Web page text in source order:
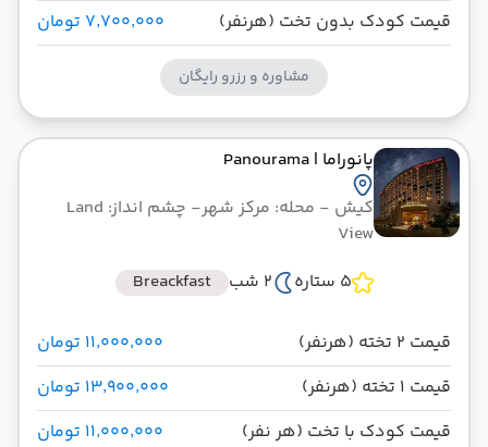
قیمت کودک بدون تخت (هرنفر)
۷٬۷۰۰٬۰۰۰ تومان
مشاوره و رزرو رایگان
پانوراما | Panourama
کیش - محله: مرکز شهر
- چشم انداز: Land
View
5 ستاره
2 شب Breackfast
قیمت 2 تخته (هرنفر)
۱۱٬۰۰۰٬۰۰۰ تومان
قیمت 1 تخته (هرنفر)
۱۳٬۹۰۰٬۰۰۰ تومان
قیمت کودک با تخت (هر نفر)
۱۱٬۰۰۰٬۰۰۰ تومان